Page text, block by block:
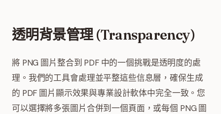
透明背景管理 (Transparency)
將 PNG 圖片整合到 PDF 中的一個挑戰是透明度的處
理。我們的工具會處理並平整這些信息層，確保生成
的 PDF 圖片顯示效果與專業設計軟体中完全一致。您
可以選擇將多張圖片合併到一個頁面，或每個 PNG 圖